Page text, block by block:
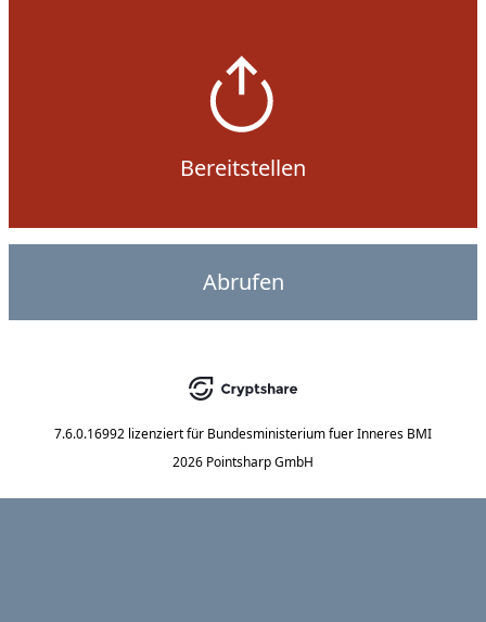
Bereitstellen
Abrufen
7.6.0.16992 lizenziert für Bundesministerium fuer Inneres BMI
2026 Pointsharp GmbH